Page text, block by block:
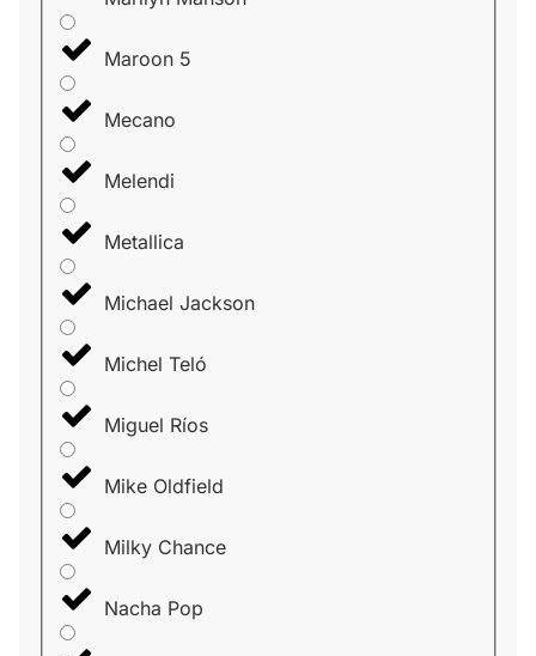
Maroon 5
Mecano
Melendi
Metallica
Michael Jackson
Michel Teló
Miguel Ríos
Mike Oldfield
Milky Chance
Nacha Pop